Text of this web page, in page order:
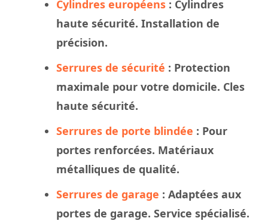
Cylindres européens : Cylindres
haute sécurité. Installation de
précision.
Serrures de sécurité : Protection
maximale pour votre domicile. Cles
haute sécurité.
Serrures de porte blindée : Pour
portes renforcées. Matériaux
métalliques de qualité.
Serrures de garage : Adaptées aux
portes de garage. Service spécialisé.